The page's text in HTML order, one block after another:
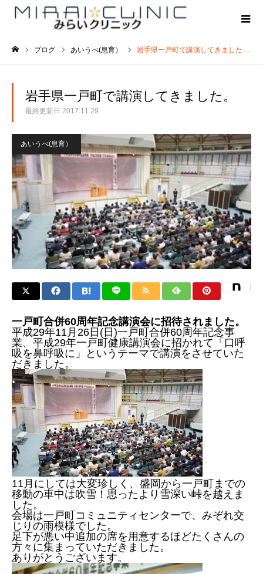
ブログ あいうべ(息育） 岩手県一戸町で講演してきました。
岩手県一戸町で講演してきました。
最終更新日 2017.11.29
あいうべ(息育）
一戸町合併60周年記念講演会に招待されました。
平成29年11月26日(日)一戸町合併60周年記念事
業、平成29年一戸町健康講演会に招かれて「口呼
吸を鼻呼吸に」というテーマで講演をさせていた
だきました。
11月にしては大変珍しく、盛岡から一戸町までの
移動の車中は吹雪！思ったより雪深い峠を越えま
した。
会場は一戸町コミュニティセンターで、みぞれ交
じりの雨模様でした。
足下が悪い中追加の席を用意するほどたくさんの
方々に集まっていただきました。
ありがとうございます。